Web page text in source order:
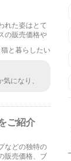
れた姿はとて
の販売価格や
猫と暮らしたい
になり、
ご紹介
などの独特の
販売価格、ブ